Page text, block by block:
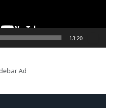
13:20